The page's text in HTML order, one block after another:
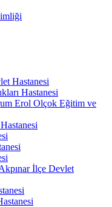
Hastanesi
Hastanesi
Erol Olçok Eğitim ve
İlçe Devlet